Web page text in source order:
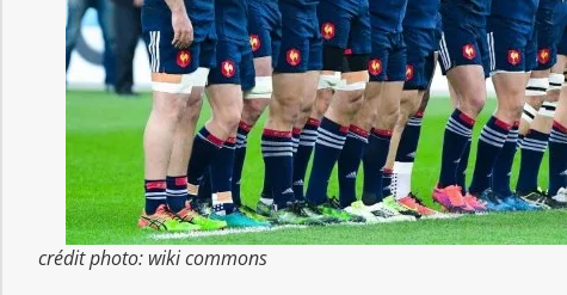
crédit photo: wiki commons